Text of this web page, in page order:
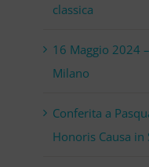
classica
16 Maggio 2024
Milano
Conferita a
Honoris Causa in